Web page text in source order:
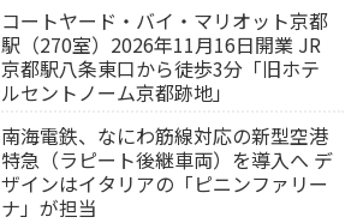
コートヤード・バイ・マリオット京都
駅（270室）2026年11月16日開業 JR
京都駅八条東口から徒歩3分「旧ホテ
ルセントノーム京都跡地」
南海電鉄、なにわ筋線対応の新型空港
特急（ラピート後継車両）を導入へ デ
ザインはイタリアの「ピニンファリー
ナ」が担当